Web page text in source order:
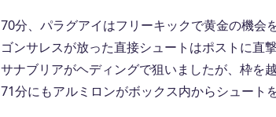
70分、パラグアイはフリーキックで黄金の機会
ゴンサレスが放った直接シュートはポストに直
サナブリアがヘディングで狙いましたが、枠を越
71分にもアルミロンがボックス内からシュート